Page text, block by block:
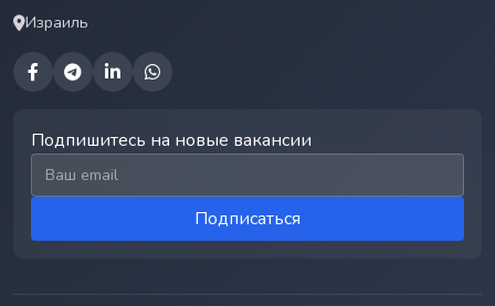
Израиль
Подпишитесь на новые вакансии
Email для подписки
Подписаться